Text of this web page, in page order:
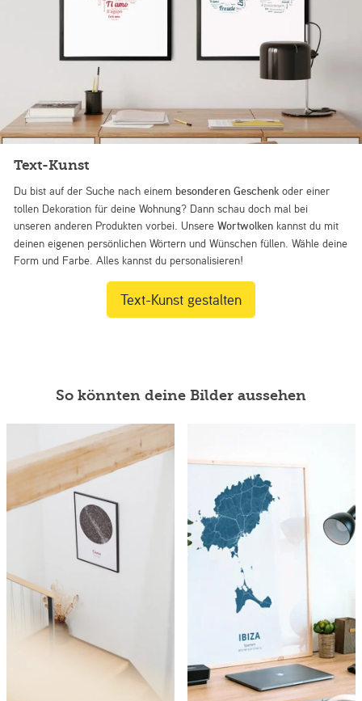
Text-Kunst
Du bist auf der Suche nach einem besonderen Geschenk oder einer
tollen Dekoration für deine Wohnung? Dann schau doch mal bei
unseren anderen Produkten vorbei. UnsereWortwolken kannst du mit
deinen eigenen persönlichen Wörtern und Wünschen füllen. Wähle deine
Form und Farbe. Alles kannst du personalisieren!
Text-Kunst gestalten
So könnten deine Bilder aussehen